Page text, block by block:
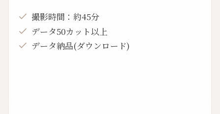
撮影時間：約45分
データ50カット以上
データ納品(ダウンロード)